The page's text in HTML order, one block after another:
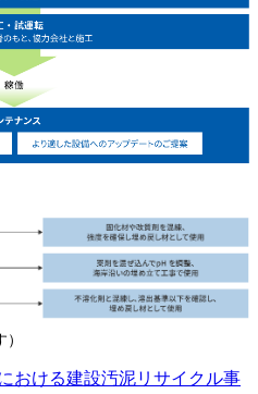
おける建設汚泥リサイクル事